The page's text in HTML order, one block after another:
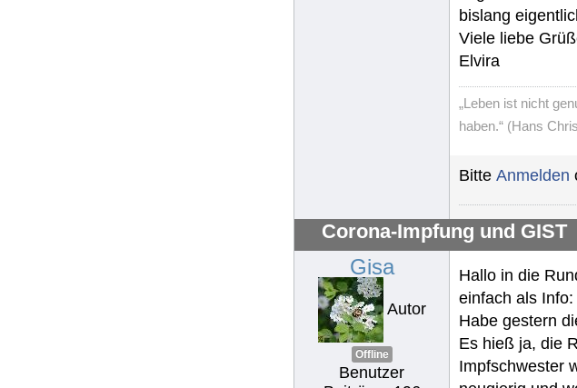
bislang
Viele liebe
Elvira
„Leben ist nicht
haben.“ (Hans
Bitte Anmelden
Corona-Impfung und GIST
Gisa
Autor
Offline
Benutzer
Hallo in die
einfach als Info:
Habe gestern
Es hieß ja, die
Impfschwester